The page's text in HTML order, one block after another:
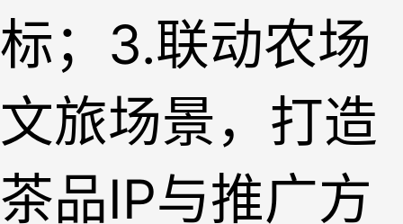
标；3.联动农场
文旅场景，打造
茶品IP与推广方